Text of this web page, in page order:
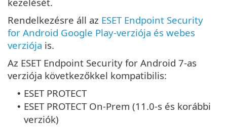
Rendelkezésre áll az ESET Endpoint Security
for Android Google Play-verziója és webes
verziója is.
Az ESET Endpoint Security for Android 7-as
verziója következőkkel kompatibilis:
• ESET PROTECT
• ESET PROTECT On-Prem (11.0-s és korábbi
verziók)